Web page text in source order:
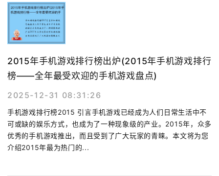
2015年手机游戏排行榜出炉(2015年手机游戏排行
榜——全年最受欢迎的手机游戏盘点)
2025-12-31 08:31:26
手机游戏排行榜2015 引言手机游戏已经成为人们日常生活中不
可或缺的娱乐方式，也成为了一种现象级的产业。2015年，众多
优秀的手机游戏推出，而且受到了广大玩家的青睐。本文将为您
介绍2015年最为热门的...